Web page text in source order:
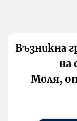
Възникна
на
Моля,